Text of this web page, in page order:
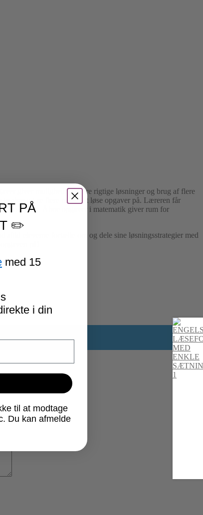
giver mulighed for flere rigtige løsninger og brug af flere
og se flere måder at løse opgaver på. Læreren får
opgaver. Åbne opgaver i matematik giver rum for
altid eleverne fortælle om og dele sine løsningsstrategier med
på!
*
PÅ
✏️
med 15
i din
til at modtage
Du kan afmelde